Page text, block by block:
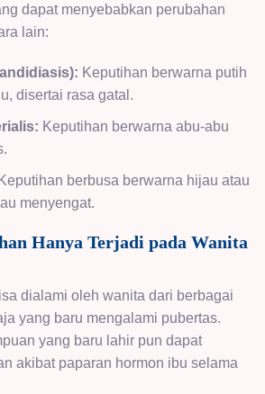
dapat menyebabkan perubahan
lain:
Keputihan berwarna putih
disertai rasa gatal.
Keputihan berwarna abu-abu
Keputihan berbusa berwarna hijau atau
menyengat.
Hanya Terjadi pada Wanita
dialami oleh wanita dari berbagai
yang baru mengalami pubertas.
yang baru lahir pun dapat
akibat paparan hormon ibu selama